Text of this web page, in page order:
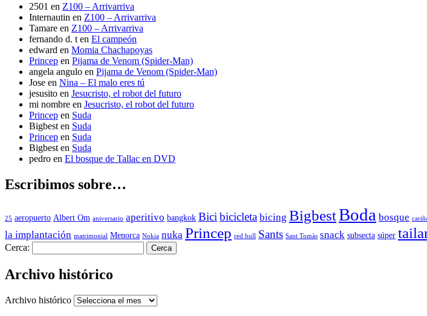
2501 en Z100 – Arrivarriva
Internautin en Z100 – Arrivarriva
Tamare en Z100 – Arrivarriva
fernando d. t en El campeón
edward en Momia Chachapoyas
Princep en Pijama de Venom (Spider-Man)
angela angulo en Pijama de Venom (Spider-Man)
Jose en Nina – El malo eres tú
jesusito en Jesucristo, el robot del futuro
mi nombre en Jesucristo, el robot del futuro
Princep en Suda
Bigbest en Suda
Princep en Suda
Bigbest en Suda
pedro en El bosque de Tallac en DVD
Escribimos sobre…
25 aeropuerto Albert Om aniversario aperitivo bangkok Bici bicicleta bicing BigbestBoda bosque
la implantación matrimonial Menorca Nokia nuka Princep red bull Sants Sant Tomàs snack subsecta súper
Cerca:
Archivo histórico
Archivo histórico